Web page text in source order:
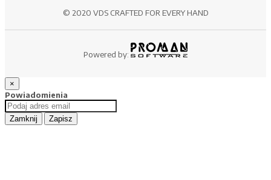
© 2020 VDS CRAFTED FOR EVERY HAND
Powered by:
×
Powiadomienia
Zamknij Zapisz